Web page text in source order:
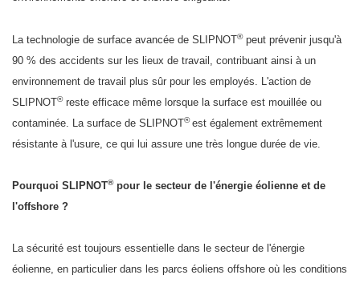
La technologie de surface avancée de SLIPNOT®peut prévenir jusqu'à
90 % des accidents sur les lieux de travail, contribuant ainsi à un
environnement de travail plus sûr pour les employés. L'action de
SLIPNOT®reste efficace même lorsque la surface est mouillée ou
contaminée. La surface de SLIPNOT®est également extrêmement
résistante à l'usure, ce qui lui assure une très longue durée de vie.
Pourquoi SLIPNOT®pour le secteur de l'énergie éolienne et de
l'offshore ?
La sécurité est toujours essentielle dans le secteur de l'énergie
éolienne, en particulier dans les parcs éoliens offshore où les conditions